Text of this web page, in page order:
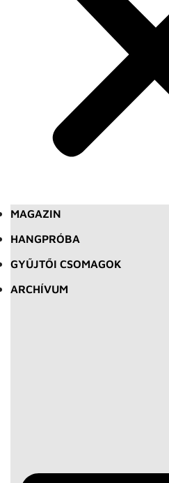
MAGAZIN
HANGPRÓBA
GYŰJTŐI CSOMAGOK
ARCHÍVUM